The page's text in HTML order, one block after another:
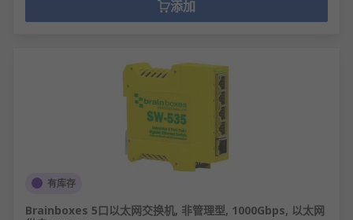
添加
有库存
Brainboxes 5口以太网交换机, 非管理型, 1000Gbps, 以太网